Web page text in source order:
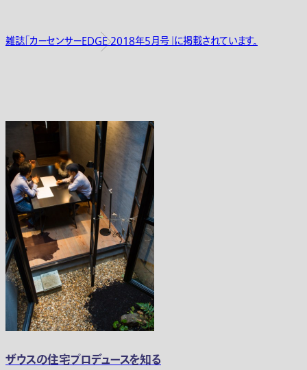
雑誌「カーセンサーEDGE 2018年5月号」に掲載されています。
ザウスの住宅プロデュースを知る